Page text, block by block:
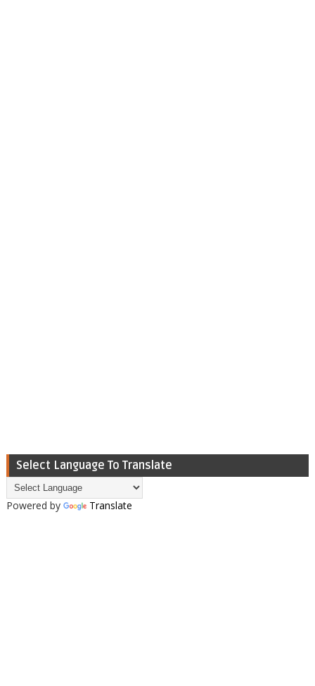
Select Language To Translate
Powered by Translate